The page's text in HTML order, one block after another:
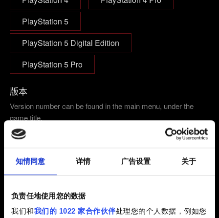
知情同意 详情 广告设置 关于
负责任地使用您的数据
我们和我们的 1022 家合作伙伴处理您的个人数据，例如您
PlayStation 5
PlayStation 5 Digital Edition
PlayStation 5 Pro
版本
Version number can be found in the main menu, under the
game title.
4.04 (最新)
4.01
其他
您现在游玩的游戏版本是？
基础版游戏
基础版游戏 + 资料片